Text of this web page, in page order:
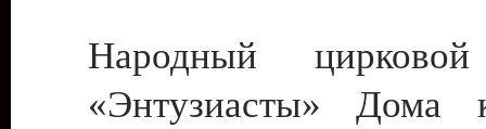
Народный цирковой
«Энтузиасты» Дома